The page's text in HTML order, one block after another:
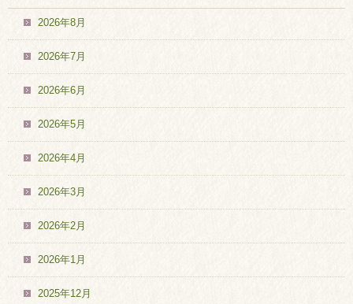
2026年8月
2026年7月
2026年6月
2026年5月
2026年4月
2026年3月
2026年2月
2026年1月
2025年12月